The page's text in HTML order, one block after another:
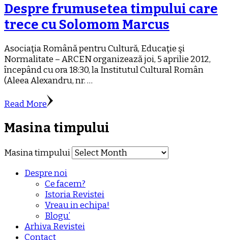
Despre frumusetea timpului care
trece cu Solomom Marcus
Asociaţia Română pentru Cultură, Educaţie şi
Normalitate – ARCEN organizează joi, 5 aprilie 2012,
începând cu ora 18:30, la Institutul Cultural Român
(Aleea Alexandru, nr. …
Read More
Masina timpului
Masina timpului
Despre noi
Ce facem?
Istoria Revistei
Vreau in echipa!
Blogu’
Arhiva Revistei
Contact